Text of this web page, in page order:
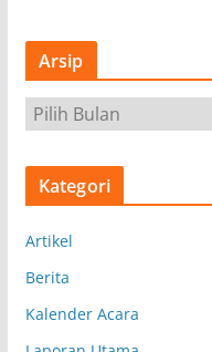
Arsip
r
s
Kategori
Artikel
Berita
Kalender Acara